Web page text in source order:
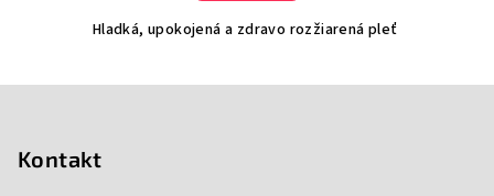
Hladká, upokojená a zdravo rozžiarená pleť
Kontakt